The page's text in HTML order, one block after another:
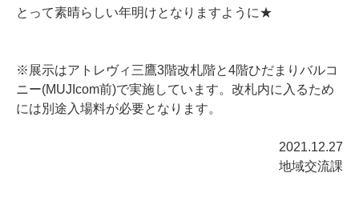
とって素晴らしい年明けとなりますように★
※展示はアトレヴィ三鷹3階改札階と4階ひだまりバルコ
ニー(MUJIcom前)で実施しています。改札内に入るため
には別途入場料が必要となります。
2021.12.27
地域交流課